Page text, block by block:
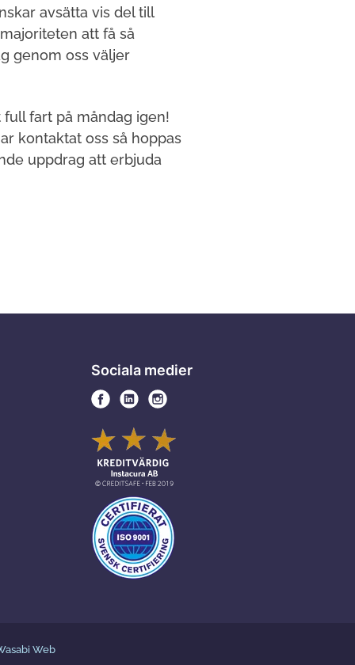
avsätta vis del till
att få så
genom oss väljer
fart på måndag igen!
kontaktat oss så hoppas
uppdrag att erbjuda
Sociala medier
Web